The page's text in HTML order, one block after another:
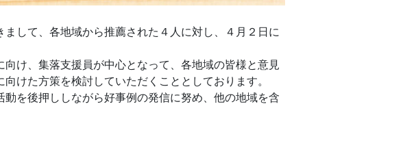
して、各地域から推薦された４人に対し、４月２日に
け、集落支援員が中心となって、各地域の皆様と意見
けた方策を検討していただくこととしております。
を後押ししながら好事例の発信に努め、他の地域を含